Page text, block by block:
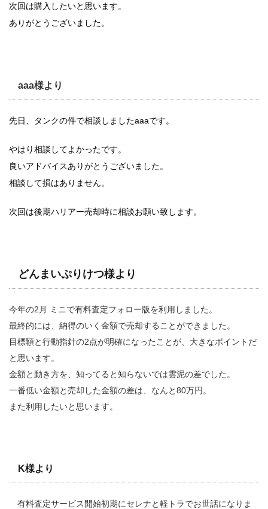
次回は購入したいと思います。
ありがとうございました。
aaa様より
先日、タンクの件で相談しましたaaaです。
やはり相談してよかったです。
良いアドバイスありがとうございました。
相談して損はありません。
次回は後期ハリアー売却時に相談お願い致します。
どんまいぷりけつ様より
今年の2月 ミニで有料査定フォロー版を利用しました。
最終的には、納得のいく金額で売却することができました。
目標額と行動指針の2点が明確になったことが、大きなポイントだ
と思います。
金額と動き方を、知ってると知らないでは雲泥の差でした。
一番低い金額と売却した金額の差は、なんと80万円。
また利用したいと思います。
K様より
有料査定サービス開始初期にセレナと軽トラでお世話になりま